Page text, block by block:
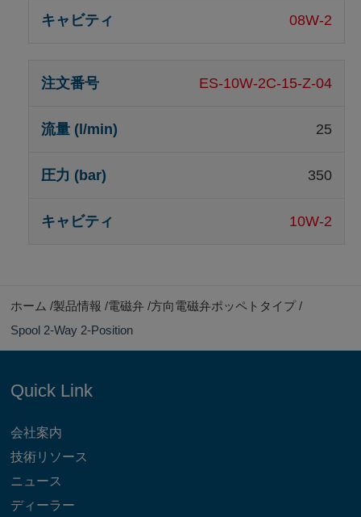
08W-2
ES-10W-2C-15-Z-04
25
350
10W-2
ホーム 製品情報 電磁弁 方向電磁弁ポッペトタイプ
Spool 2-Way 2-Position
Quick Link
会社案内
技術リソース
ニュース
ディーラー